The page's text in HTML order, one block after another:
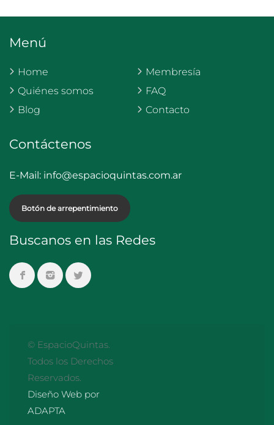
Menú
Home
Quiénes somos
Blog
Membresía
FAQ
Contacto
Contáctenos
E-Mail: info@espacioquintas.com.ar
Botón de arrepentimiento
Buscanos en las Redes
© EspacioQuintas.
Todos los Derechos
Reservados.
Diseño Web por
ADAPTA